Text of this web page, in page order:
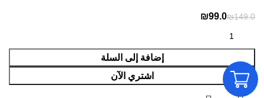
₪
₪
إضافة إلى السلة
اشتري الآن